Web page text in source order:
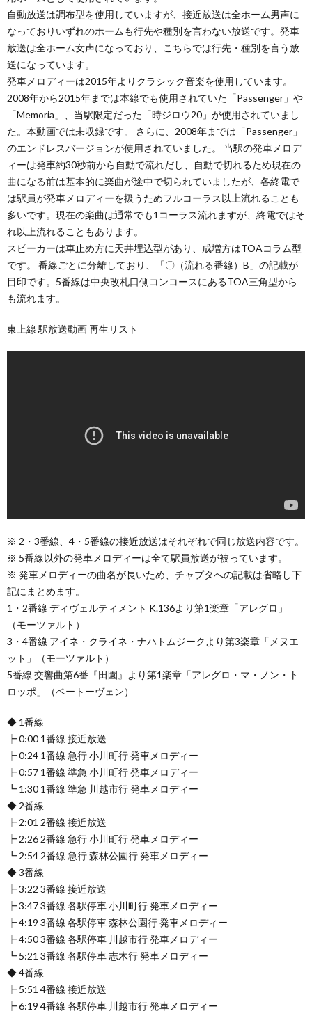
自動放送は調布型を使用していますが、接近放送は全ホーム男声に
なっておりいずれのホームも行先や種別を言わない放送です。発車
放送は全ホーム女声になっており、こちらでは行先・種別を言う放
送になっています。
発車メロディーは2015年よりクラシック音楽を使用しています。
2008年から2015年までは本線でも使用されていた「Passenger」や
「Memoria」、当駅限定だった「時ジロウ20」が使用されていまし
た。本動画では未収録です。 さらに、2008年までは「Passenger」
のエンドレスバージョンが使用されていました。 当駅の発車メロデ
ィーは発車約30秒前から自動で流れだし、自動で切れるため現在の
曲になる前は基本的に楽曲が途中で切られていましたが、各終電で
は駅員が発車メロディーを扱うためフルコーラス以上流れることも
多いです。現在の楽曲は通常でも1コーラス流れますが、終電ではそ
れ以上流れることもあります。
スピーカーは車止め方に天井埋込型があり、成増方はTOAコラム型
です。 番線ごとに分離しており、「〇（流れる番線）B」の記載が
目印です。5番線は中央改札口側コンコースにあるTOA三角型から
も流れます。
東上線 駅放送動画 再生リスト
※ 2・3番線、4・5番線の接近放送はそれぞれで同じ放送内容です。
※ 5番線以外の発車メロディーは全て駅員放送が被っています。
※ 発車メロディーの曲名が長いため、チャプタへの記載は省略し下
記にまとめます。
1・2番線 ディヴェルティメント K.136より第1楽章「アレグロ」
（モーツァルト）
3・4番線 アイネ・クライネ・ナハトムジークより第3楽章「メヌエ
ット」（モーツァルト）
5番線 交響曲第6番『田園』より第1楽章「アレグロ・マ・ノン・ト
ロッポ」（ベートーヴェン）
◆ 1番線
┝ 0:00 1番線 接近放送
┝ 0:24 1番線 急行 小川町行 発車メロディー
┝ 0:57 1番線 準急 小川町行 発車メロディー
┗ 1:30 1番線 準急 川越市行 発車メロディー
◆ 2番線
┝ 2:01 2番線 接近放送
┝ 2:26 2番線 急行 小川町行 発車メロディー
┗ 2:54 2番線 急行 森林公園行 発車メロディー
◆ 3番線
┝ 3:22 3番線 接近放送
┝ 3:47 3番線 各駅停車 小川町行 発車メロディー
┝ 4:19 3番線 各駅停車 森林公園行 発車メロディー
┝ 4:50 3番線 各駅停車 川越市行 発車メロディー
┗ 5:21 3番線 各駅停車 志木行 発車メロディー
◆ 4番線
┝ 5:51 4番線 接近放送
┝ 6:19 4番線 各駅停車 川越市行 発車メロディー